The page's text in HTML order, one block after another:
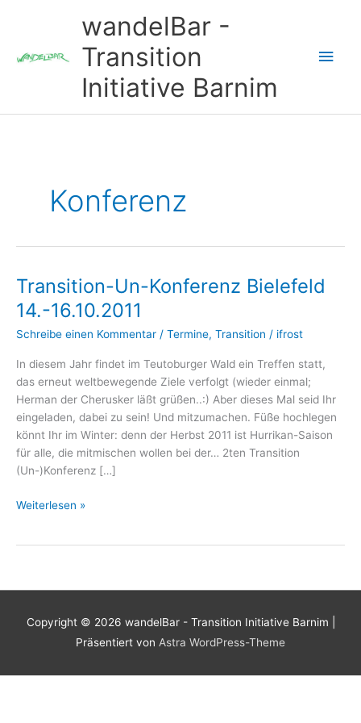
wandelBar -
Transition
Initiative Barnim
Konferenz
Transition-Un-Konferenz Bielefeld
14.-16.10.2011
Schreibe einen Kommentar / Termine, Transition / ifrost
In diesem Jahr findet im Teutoburger Wald ein Treffen statt,
das erneut weltbewegende Ziele verfolgt (wieder einmal;
Herman der Cherusker läßt grüßen..:) Aber dieses Mal seid Ihr
eingeladen, dabei zu sein! Und mitzumachen. Füße hochlegen
könnt Ihr im Winter: denn der Herbst 2011 ist Hurrikan-Saison
für alle, die mitmischen wollen bei der… 2ten Transition
(Un-)Konferenz […]
Transition-
Weiterlesen »
Copyright © 2026 wandelBar - Transition Initiative Barnim
Präsentiert von Astra WordPress-Theme